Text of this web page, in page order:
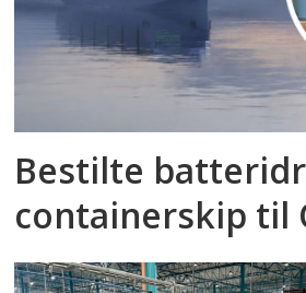
Bestilte
containerskip til